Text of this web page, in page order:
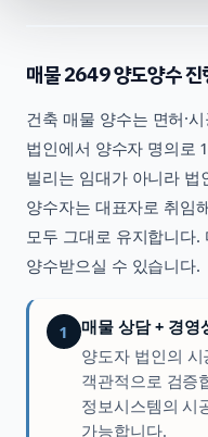
매물2649양도양수 진
건축 매물 양수는 면허·
법인에서 양수자 명의로
빌리는 임대가 아니라
양수자는 대표자로 취임
모두 그대로 유지합니다
양수받으실 수 있습니다.
1
매물 상담 + 경영
양도자 법인의 시
객관적으로 검증
정보시스템의 시
가능합니다.